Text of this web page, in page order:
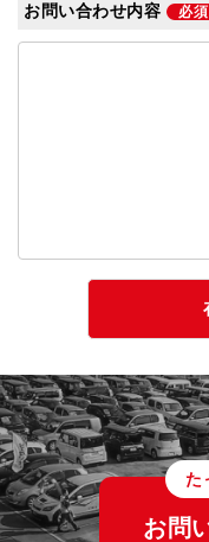
お問い合わせ内容 必須
た
お問